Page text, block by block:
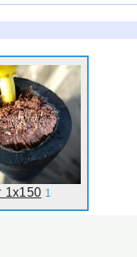
1х150 1